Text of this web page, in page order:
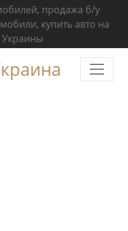
продажа б/у
купить авто на
Украины